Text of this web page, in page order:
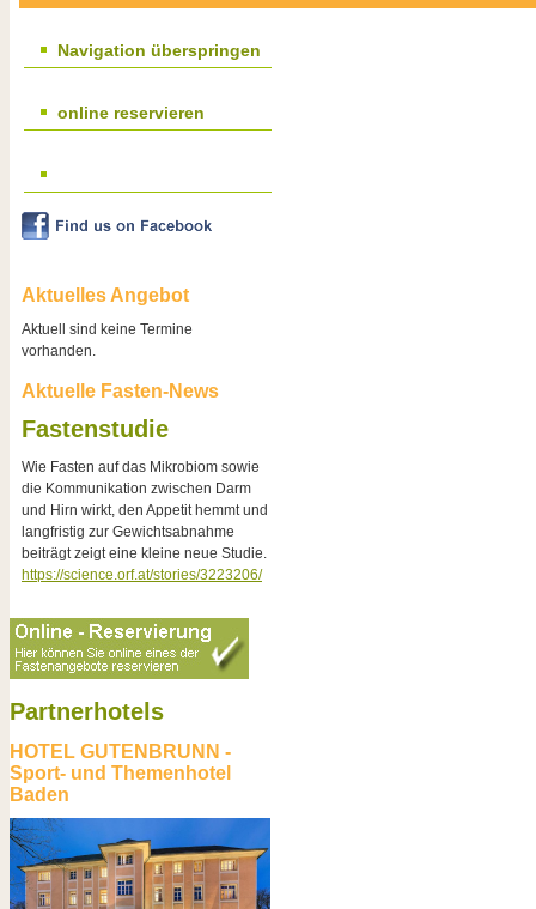
Navigation überspringen
online reservieren
Aktuelles Angebot
Aktuell sind keine Termine
vorhanden.
Aktuelle Fasten-News
Fastenstudie
Wie Fasten auf das Mikrobiom sowie
die Kommunikation zwischen Darm
und Hirn wirkt, den Appetit hemmt und
langfristig zur Gewichtsabnahme
beiträgt zeigt eine kleine neue Studie.
https://science.orf.at/stories/3223206/
Partnerhotels
HOTEL GUTENBRUNN -
Sport- und Themenhotel
Baden